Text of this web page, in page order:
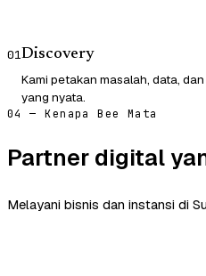
01Discovery
Kami petakan masalah, data,
yang nyata.
04 — Kenapa Bee Mata
Partner digital
Melayani bisnis dan instansi di